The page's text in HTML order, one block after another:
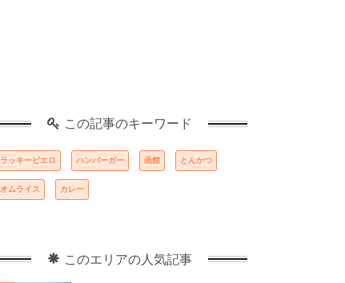
この記事のキーワード
ラッキーピエロ ハンバーガー 函館 とんかつ
オムライス カレー
このエリアの人気記事